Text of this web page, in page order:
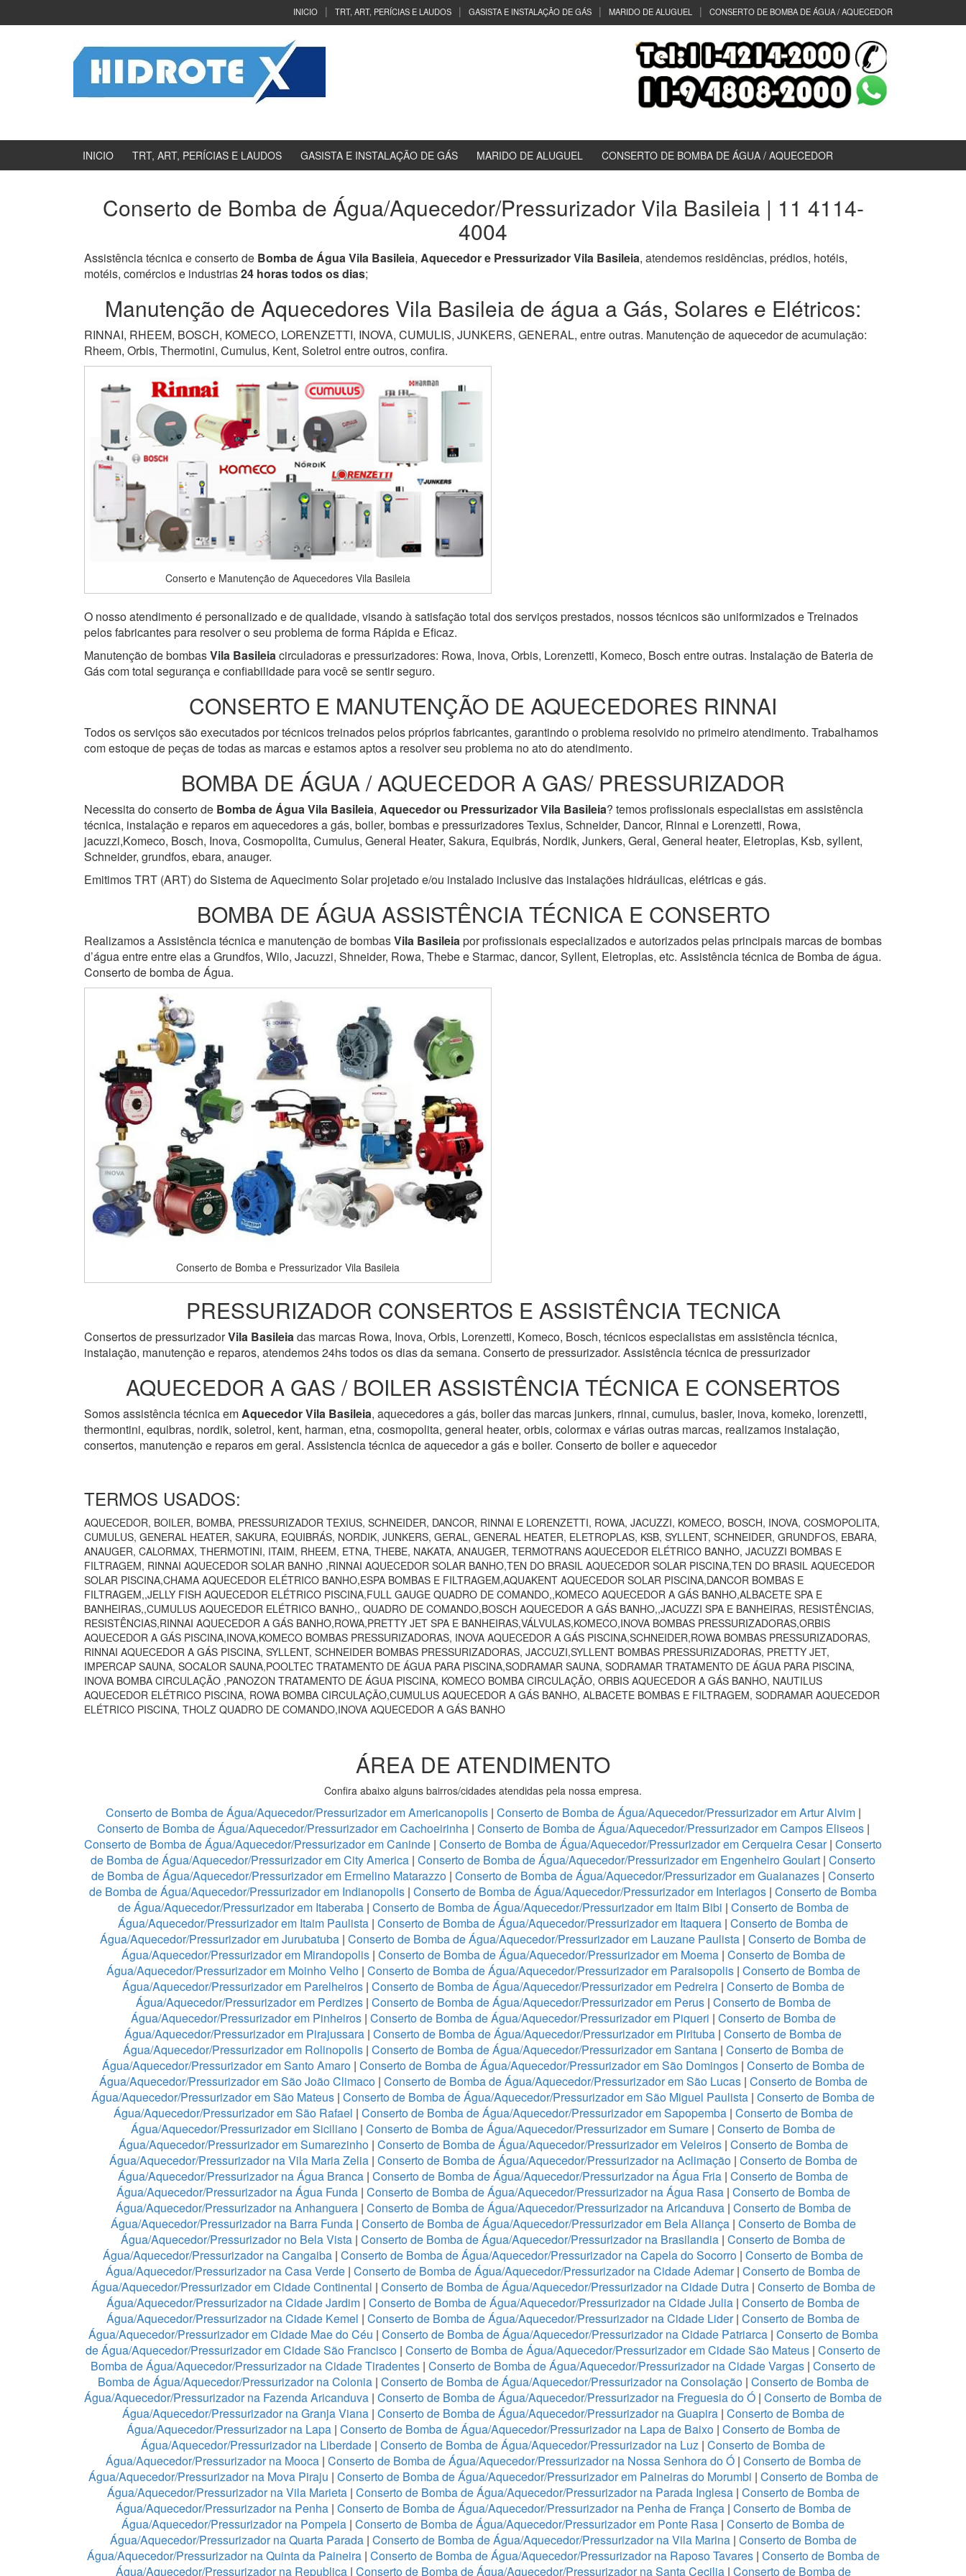
INICIO TRT, ART, PERÍCIAS E LAUDOS GASISTA E INSTALAÇÃO DE GÁS MARIDO DE ALUGUEL CONSERTO DE BOMBA DE ÁGUA / AQUECEDOR
INICIO TRT, ART, PERÍCIAS E LAUDOS GASISTA E INSTALAÇÃO DE GÁS MARIDO DE ALUGUEL CONSERTO DE BOMBA DE ÁGUA / AQUECEDOR
Conserto de Bomba de Água/Aquecedor/Pressurizador Vila Basileia | 11 4114-
4004
Assistência técnica e conserto de Bomba de Água Vila Basileia, Aquecedor e Pressurizador Vila Basileia, atendemos residências, prédios, hotéis,
motéis, comércios e industrias24 horas todos os dias;
Manutenção de Aquecedores Vila Basileia de água a Gás, Solares e Elétricos:
RINNAI, RHEEM, BOSCH, KOMECO, LORENZETTI, INOVA, CUMULIS, JUNKERS, GENERAL, entre outras. Manutenção de aquecedor de acumulação:
Rheem, Orbis, Thermotini, Cumulus, Kent, Soletrol entre outros, confira.
Conserto e Manutenção de Aquecedores Vila Basileia
O nosso atendimento é personalizado e de qualidade, visando à satisfação total dos serviços prestados, nossos técnicos são uniformizados e Treinados
pelos fabricantes para resolver o seu problema de forma Rápida e Eficaz.
Manutenção de bombasVila Basileiacirculadoras e pressurizadores: Rowa, Inova, Orbis, Lorenzetti, Komeco, Bosch entre outras. Instalação de Bateria de
Gás com total segurança e confiabilidade para você se sentir seguro.
CONSERTO E MANUTENÇÃO DE AQUECEDORES RINNAI
Todos os serviços são executados por técnicos treinados pelos próprios fabricantes, garantindo o problema resolvido no primeiro atendimento. Trabalhamos
com estoque de peças de todas as marcas e estamos aptos a resolver seu problema no ato do atendimento.
BOMBA DE ÁGUA / AQUECEDOR A GAS/ PRESSURIZADOR
Necessita do conserto de Bomba de ÁguaVila Basileia, Aquecedor ou PressurizadorVila Basileia? temos profissionais especialistas em assistência
técnica, instalação e reparos em aquecedores a gás, boiler, bombas e pressurizadores Texius, Schneider, Dancor, Rinnai e Lorenzetti, Rowa,
jacuzzi,Komeco, Bosch, Inova, Cosmopolita, Cumulus, General Heater, Sakura, Equibrás, Nordik, Junkers, Geral, General heater, Eletroplas, Ksb, syllent,
Schneider, grundfos, ebara, anauger.
Emitimos TRT (ART) do Sistema de Aquecimento Solar projetado e/ou instalado inclusive das instalações hidráulicas, elétricas e gás.
BOMBA DE ÁGUA ASSISTÊNCIA TÉCNICA E CONSERTO
Realizamos a Assistência técnica e manutenção de bombasVila Basileiapor profissionais especializados e autorizados pelas principais marcas de bombas
d’água entre entre elas a Grundfos, Wilo, Jacuzzi, Shneider, Rowa, Thebe e Starmac, dancor, Syllent, Eletroplas, etc. Assistência técnica de Bomba de água.
Conserto de bomba de Água.
Conserto de Bomba e Pressurizador Vila Basileia
PRESSURIZADOR CONSERTOS E ASSISTÊNCIA TECNICA
Consertos de pressurizadorVila Basileiadas marcas Rowa, Inova, Orbis, Lorenzetti, Komeco, Bosch, técnicos especialistas em assistência técnica,
instalação, manutenção e reparos, atendemos 24hs todos os dias da semana. Conserto de pressurizador. Assistência técnica de pressurizador
AQUECEDOR A GAS / BOILER ASSISTÊNCIA TÉCNICA E CONSERTOS
Somos assistência técnica emAquecedorVila Basileia, aquecedores a gás, boiler das marcas junkers, rinnai, cumulus, basler, inova, komeko, lorenzetti,
thermontini, equibras, nordik, soletrol, kent, harman, etna, cosmopolita, general heater, orbis, colormax e várias outras marcas, realizamos instalação,
consertos, manutenção e reparos em geral. Assistencia técnica de aquecedor a gás e boiler. Conserto de boiler e aquecedor
TERMOS USADOS:
AQUECEDOR, BOILER, BOMBA, PRESSURIZADOR TEXIUS, SCHNEIDER, DANCOR, RINNAI E LORENZETTI, ROWA, JACUZZI, KOMECO, BOSCH, INOVA, COSMOPOLITA,
CUMULUS, GENERAL HEATER, SAKURA, EQUIBRÁS, NORDIK, JUNKERS, GERAL, GENERAL HEATER, ELETROPLAS, KSB, SYLLENT, SCHNEIDER, GRUNDFOS, EBARA,
ANAUGER, CALORMAX, THERMOTINI, ITAIM, RHEEM, ETNA, THEBE, NAKATA, ANAUGER, TERMOTRANS AQUECEDOR ELÉTRICO BANHO, JACUZZI BOMBAS E
FILTRAGEM, RINNAI AQUECEDOR SOLAR BANHO ,RINNAI AQUECEDOR SOLAR BANHO,TEN DO BRASIL AQUECEDOR SOLAR PISCINA,TEN DO BRASIL AQUECEDOR
SOLAR PISCINA,CHAMA AQUECEDOR ELÉTRICO BANHO,ESPA BOMBAS E FILTRAGEM,AQUAKENT AQUECEDOR SOLAR PISCINA,DANCOR BOMBAS E
FILTRAGEM,,JELLY FISH AQUECEDOR ELÉTRICO PISCINA,FULL GAUGE QUADRO DE COMANDO,,KOMECO AQUECEDOR A GÁS BANHO,ALBACETE SPA E
BANHEIRAS,,CUMULUS AQUECEDOR ELÉTRICO BANHO,, QUADRO DE COMANDO,BOSCH AQUECEDOR A GÁS BANHO,,JACUZZI SPA E BANHEIRAS, RESISTÊNCIAS,
RESISTÊNCIAS,RINNAI AQUECEDOR A GÁS BANHO,ROWA,PRETTY JET SPA E BANHEIRAS,VÁLVULAS,KOMECO,INOVA BOMBAS PRESSURIZADORAS,ORBIS
AQUECEDOR A GÁS PISCINA,INOVA,KOMECO BOMBAS PRESSURIZADORAS, INOVA AQUECEDOR A GÁS PISCINA,SCHNEIDER,ROWA BOMBAS PRESSURIZADORAS,
RINNAI AQUECEDOR A GÁS PISCINA, SYLLENT, SCHNEIDER BOMBAS PRESSURIZADORAS, JACCUZI,SYLLENT BOMBAS PRESSURIZADORAS, PRETTY JET,
IMPERCAP SAUNA, SOCALOR SAUNA,POOLTEC TRATAMENTO DE ÁGUA PARA PISCINA,SODRAMAR SAUNA, SODRAMAR TRATAMENTO DE ÁGUA PARA PISCINA,
INOVA BOMBA CIRCULAÇÃO ,PANOZON TRATAMENTO DE ÁGUA PISCINA, KOMECO BOMBA CIRCULAÇÃO, ORBIS AQUECEDOR A GÁS BANHO, NAUTILUS
AQUECEDOR ELÉTRICO PISCINA, ROWA BOMBA CIRCULAÇÃO,CUMULUS AQUECEDOR A GÁS BANHO, ALBACETE BOMBAS E FILTRAGEM, SODRAMAR AQUECEDOR
ELÉTRICO PISCINA, THOLZ QUADRO DE COMANDO,INOVA AQUECEDOR A GÁS BANHO
ÁREA DE ATENDIMENTO
Confira abaixo alguns bairros/cidades atendidas pela nossa empresa.
Conserto de Bomba de Água/Aquecedor/Pressurizador em Americanopolis | Conserto de Bomba de Água/Aquecedor/Pressurizador em Artur Alvim |
Conserto de Bomba de Água/Aquecedor/Pressurizador em Cachoeirinha| Conserto de Bomba de Água/Aquecedor/Pressurizador em Campos Eliseos |
Conserto de Bomba de Água/Aquecedor/Pressurizador em Caninde | Conserto de Bomba de Água/Aquecedor/Pressurizador em Cerqueira Cesar| Conserto
de Bomba de Água/Aquecedor/Pressurizador em City America | Conserto de Bomba de Água/Aquecedor/Pressurizador em Engenheiro Goulart | Conserto
de Bomba de Água/Aquecedor/Pressurizador em Ermelino Matarazzo | Conserto de Bomba de Água/Aquecedor/Pressurizador em Guaianazes | Conserto
de Bomba de Água/Aquecedor/Pressurizador em Indianopolis | Conserto de Bomba de Água/Aquecedor/Pressurizador em Interlagos | Conserto de Bomba
de Água/Aquecedor/Pressurizador em Itaberaba| Conserto de Bomba de Água/Aquecedor/Pressurizador em Itaim Bibi | Conserto de Bomba de
Água/Aquecedor/Pressurizador em Itaim Paulista | Conserto de Bomba de Água/Aquecedor/Pressurizador em Itaquera | Conserto de Bomba de
Água/Aquecedor/Pressurizador em Jurubatuba | Conserto de Bomba de Água/Aquecedor/Pressurizador em Lauzane Paulista | Conserto de Bomba de
Água/Aquecedor/Pressurizador em Mirandopolis| Conserto de Bomba de Água/Aquecedor/Pressurizador em Moema| Conserto de Bomba de
Água/Aquecedor/Pressurizador em Moinho Velho | Conserto de Bomba de Água/Aquecedor/Pressurizador em Paraisopolis| Conserto de Bomba de
Água/Aquecedor/Pressurizador em Parelheiros| Conserto de Bomba de Água/Aquecedor/Pressurizador em Pedreira| Conserto de Bomba de
Água/Aquecedor/Pressurizador em Perdizes| Conserto de Bomba de Água/Aquecedor/Pressurizador em Perus| Conserto de Bomba de
Água/Aquecedor/Pressurizador em Pinheiros| Conserto de Bomba de Água/Aquecedor/Pressurizador em Piqueri | Conserto de Bomba de
Água/Aquecedor/Pressurizador em Pirajussara | Conserto de Bomba de Água/Aquecedor/Pressurizador em Pirituba | Conserto de Bomba de
Água/Aquecedor/Pressurizador em Rolinopolis| Conserto de Bomba de Água/Aquecedor/Pressurizador em Santana| Conserto de Bomba de
Água/Aquecedor/Pressurizador em Santo Amaro| Conserto de Bomba de Água/Aquecedor/Pressurizador em São Domingos| Conserto de Bomba de
Água/Aquecedor/Pressurizador em São João Climaco| Conserto de Bomba de Água/Aquecedor/Pressurizador em São Lucas| Conserto de Bomba de
Água/Aquecedor/Pressurizador em São Mateus | Conserto de Bomba de Água/Aquecedor/Pressurizador em São Miguel Paulista | Conserto de Bomba de
Água/Aquecedor/Pressurizador em São Rafael | Conserto de Bomba de Água/Aquecedor/Pressurizador em Sapopemba | Conserto de Bomba de
Água/Aquecedor/Pressurizador em Siciliano | Conserto de Bomba de Água/Aquecedor/Pressurizador em Sumare | Conserto de Bomba de
Água/Aquecedor/Pressurizador em Sumarezinho| Conserto de Bomba de Água/Aquecedor/Pressurizador em Veleiros| Conserto de Bomba de
Água/Aquecedor/Pressurizador na Vila Maria Zelia| Conserto de Bomba de Água/Aquecedor/Pressurizador na Aclimação| Conserto de Bomba de
Água/Aquecedor/Pressurizador na Água Branca | Conserto de Bomba de Água/Aquecedor/Pressurizador na Água Fria | Conserto de Bomba de
Água/Aquecedor/Pressurizador na Água Funda| Conserto de Bomba de Água/Aquecedor/Pressurizador na Água Rasa | Conserto de Bomba de
Água/Aquecedor/Pressurizador na Anhanguera| Conserto de Bomba de Água/Aquecedor/Pressurizador na Aricanduva| Conserto de Bomba de
Água/Aquecedor/Pressurizador na Barra Funda | Conserto de Bomba de Água/Aquecedor/Pressurizador em Bela Aliança | Conserto de Bomba de
Água/Aquecedor/Pressurizador no Bela Vista | Conserto de Bomba de Água/Aquecedor/Pressurizador na Brasilandia | Conserto de Bomba de
Água/Aquecedor/Pressurizador na Cangaiba | Conserto de Bomba de Água/Aquecedor/Pressurizador na Capela do Socorro | Conserto de Bomba de
Água/Aquecedor/Pressurizador na Casa Verde | Conserto de Bomba de Água/Aquecedor/Pressurizador na Cidade Ademar| Conserto de Bomba de
Água/Aquecedor/Pressurizador em Cidade Continental | Conserto de Bomba de Água/Aquecedor/Pressurizador na Cidade Dutra | Conserto de Bomba de
Água/Aquecedor/Pressurizador na Cidade Jardim | Conserto de Bomba de Água/Aquecedor/Pressurizador na Cidade Julia | Conserto de Bomba de
Água/Aquecedor/Pressurizador na Cidade Kemel | Conserto de Bomba de Água/Aquecedor/Pressurizador na Cidade Lider| Conserto de Bomba de
Água/Aquecedor/Pressurizador em Cidade Mae do Céu | Conserto de Bomba de Água/Aquecedor/Pressurizador na Cidade Patriarca| Conserto de Bomba
de Água/Aquecedor/Pressurizador em Cidade São Francisco | Conserto de Bomba de Água/Aquecedor/Pressurizador em Cidade São Mateus | Conserto de
Bomba de Água/Aquecedor/Pressurizador na Cidade Tiradentes | Conserto de Bomba de Água/Aquecedor/Pressurizador na Cidade Vargas | Conserto de
Bomba de Água/Aquecedor/Pressurizador na Colonia| Conserto de Bomba de Água/Aquecedor/Pressurizador na Consolação | Conserto de Bomba de
Água/Aquecedor/Pressurizador na Fazenda Aricanduva | Conserto de Bomba de Água/Aquecedor/Pressurizador na Freguesia do Ó | Conserto de Bomba de
Água/Aquecedor/Pressurizador na Granja Viana| Conserto de Bomba de Água/Aquecedor/Pressurizador na Guapira| Conserto de Bomba de
Água/Aquecedor/Pressurizador na Lapa| Conserto de Bomba de Água/Aquecedor/Pressurizador na Lapa de Baixo | Conserto de Bomba de
Água/Aquecedor/Pressurizador na Liberdade | Conserto de Bomba de Água/Aquecedor/Pressurizador na Luz | Conserto de Bomba de
Água/Aquecedor/Pressurizador na Mooca| Conserto de Bomba de Água/Aquecedor/Pressurizador na Nossa Senhora do Ó| Conserto de Bomba de
Água/Aquecedor/Pressurizador na Mova Piraju | Conserto de Bomba de Água/Aquecedor/Pressurizador em Paineiras do Morumbi | Conserto de Bomba de
Água/Aquecedor/Pressurizador na Vila Marieta| Conserto de Bomba de Água/Aquecedor/Pressurizador na Parada Inglesa | Conserto de Bomba de
Água/Aquecedor/Pressurizador na Penha| Conserto de Bomba de Água/Aquecedor/Pressurizador na Penha de França | Conserto de Bomba de
Água/Aquecedor/Pressurizador na Pompeia | Conserto de Bomba de Água/Aquecedor/Pressurizador em Ponte Rasa | Conserto de Bomba de
Água/Aquecedor/Pressurizador na Quarta Parada| Conserto de Bomba de Água/Aquecedor/Pressurizador na Vila Marina| Conserto de Bomba de
Água/Aquecedor/Pressurizador na Quinta da Paineira| Conserto de Bomba de Água/Aquecedor/Pressurizador na Raposo Tavares| Conserto de Bomba de
Água/Aquecedor/Pressurizador na Republica| Conserto de Bomba de Água/Aquecedor/Pressurizador na Santa Cecilia| Conserto de Bomba de